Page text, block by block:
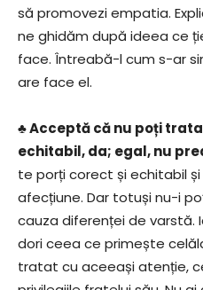
să promovezi empatia.
ne ghidăm după ideea ce
face. Întreabă-l cum s-ar
are face el.
♣ Acceptă că nu poți
echitabil, da; egal, nu
te porți corect și echitabil
afecțiune. Dar totuși nu-i
cauza diferenței de varstă.
dori ceea ce primește
tratat cu aceeași atenție,